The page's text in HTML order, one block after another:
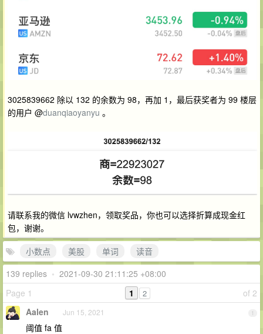
3025839662 除以 132 的余数为 98，再加 1，最后获奖者为 99 楼层
的用户 @duanqiaoyanyu 。
请联系我的微信 lvwzhen，领取奖品，你也可以选择折算成现金红
包，谢谢。
小数点
美股 单词
读音
139 replies • 2021-09-30 21:11:25 +08:00
Page 1
of 2
1 2
1
Aalen Jun 15, 2021
阈值 fa 值